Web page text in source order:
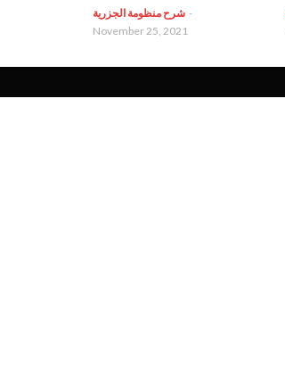
شرح منظومة الجزرية -
November 25, 2021